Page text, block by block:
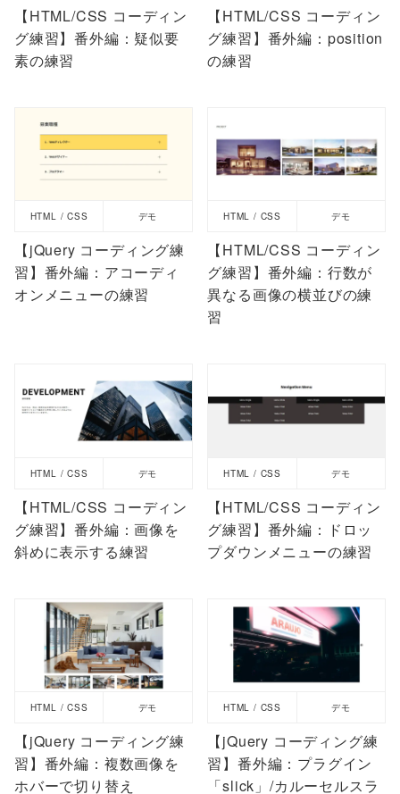
【HTML/CSS コーディン
グ練習】番外編：疑似要
素の練習
【HTML/CSS コーディン
グ練習】番外編：position
の練習
HTML / CSS デモ
【jQuery コーディング練
習】番外編：アコーディ
オンメニューの練習
HTML / CSS デモ
【HTML/CSS コーディン
グ練習】番外編：行数が
異なる画像の横並びの練
習
HTML / CSS デモ
【HTML/CSS コーディン
グ練習】番外編：画像を
斜めに表示する練習
HTML / CSS デモ
【HTML/CSS コーディン
グ練習】番外編：ドロッ
プダウンメニューの練習
HTML / CSS デモ
【jQuery コーディング練
習】番外編：複数画像を
ホバーで切り替え
HTML / CSS デモ
【jQuery コーディング練
習】番外編：プラグイン
「slick」/カルーセルスラ